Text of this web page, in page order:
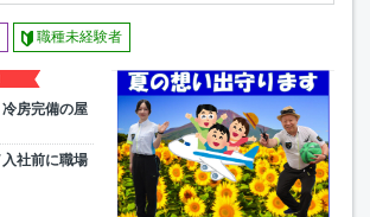
職種未経験者
冷房完備の屋
社前に職場